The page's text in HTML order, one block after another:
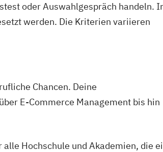
oder Auswahlgespräch handeln.
werden. Die Kriterien variieren
Chancen. Deine
E-Commerce Management bis hin
Hochschule und Akademien, die